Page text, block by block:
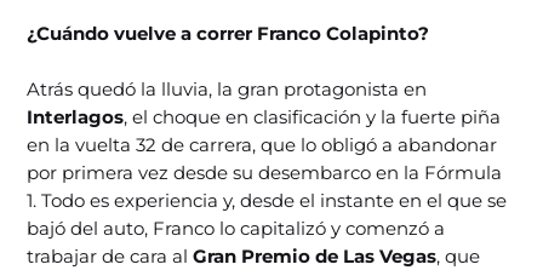
¿Cuándo vuelve a correr Franco Colapinto?
Atrás quedó la lluvia, la gran protagonista en
Interlagos, el choque en clasificación y la fuerte piña
en la vuelta 32 de carrera, que lo obligó a abandonar
por primera vez desde su desembarco en la Fórmula
1. Todo es experiencia y, desde el instante en el que se
bajó del auto, Franco lo capitalizó y comenzó a
trabajar de cara alGran Premio de Las Vegas, que